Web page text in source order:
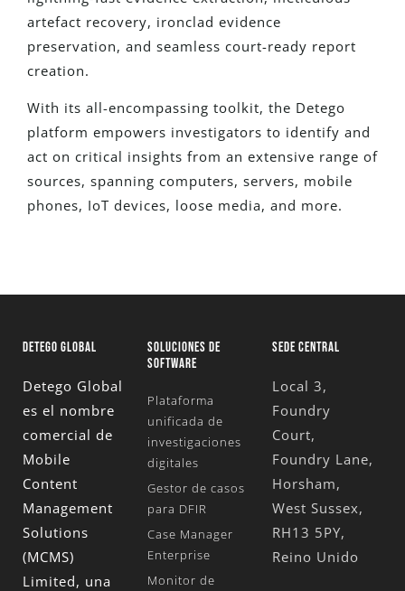
artefact recovery, ironclad evidence
preservation, and seamless court-ready report
creation.
With its all-encompassing toolkit, the Detego
platform empowers investigators to identify and
act on critical insights from an extensive range of
sources, spanning computers, servers, mobile
phones, IoT devices, loose media, and more.
DETEGO GLOBAL
Detego Global
es el nombre
comercial de
Mobile
Content
Management
Solutions
(MCMS)
Limited, una
SOLUCIONES DE
SOFTWARE
Plataforma
unificada de
investigaciones
digitales
Gestor de casos
para DFIR
Case Manager
Enterprise
Monitor de
SEDE CENTRAL
Local 3,
Foundry
Court,
Foundry Lane,
Horsham,
West Sussex,
RH13 5PY,
Reino Unido